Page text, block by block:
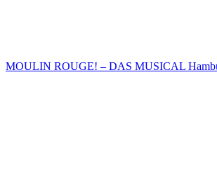
MOULIN ROUGE! – DAS MUSICAL